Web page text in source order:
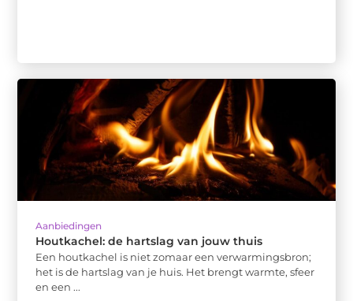
Aanbiedingen
Houtkachel: de hartslag van jouw thuis
Een houtkachel is niet zomaar een verwarmingsbron;
het is de hartslag van je huis. Het brengt warmte, sfeer
en een ...